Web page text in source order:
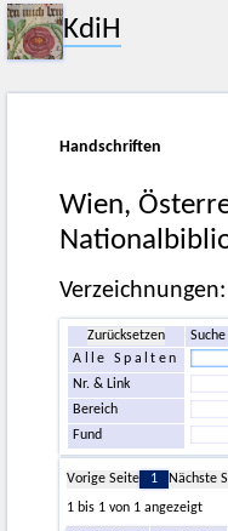
KdiH
Handschriften
Wien,
Verzeichnungen:
Zurücksetzen
Alle Spalten
Nr. & Link
Bereich
Fund
Vorige Seite 1 Nächste
1 bis 1 von 1 angezeigt